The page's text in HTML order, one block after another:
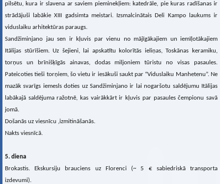
pilsētu, kura ir slavena ar saviem pieminekļiem: katedrāle, pie kuras radīšanas ir
strādājuši labākie XIII gadsimta meistari. Izsmalcinātais Deli Kampo laukums ir
viduslaiku arhitektūras paraugs.
Sandžiminjano jau sen ir kļuvis par vienu no mājīgākajiem un iemīļotākajiem
Itālijas stūrīšiem. Uz šejieni, lai apskatītu kolorītās ieliņas, Toskānas keramiku,
torņus un brīnišķīgās ainavas, dodas miljoniem tūristu no visas pasaules.
Pateicoties tieši torņiem, šo vietu ir iesākuši saukt par “Viduslaiku Manhetenu”. Ne
mazāk svarīgs iemesls doties uz Sandžiminjano ir lai nogaršotu saldējumu Itālijas
labākajā saldējuma ražotnē, kas vairākkārt ir kļuvis par pasaules čempionu savā
jomā.
Došanās uz viesnīcu ,izmitināšanās.
Nakts viesnīcā.
5. diena
Brokastis. Ekskursiju brauciens uz Florenci (~ 5 € sabiedriskā transporta
izdevumi).